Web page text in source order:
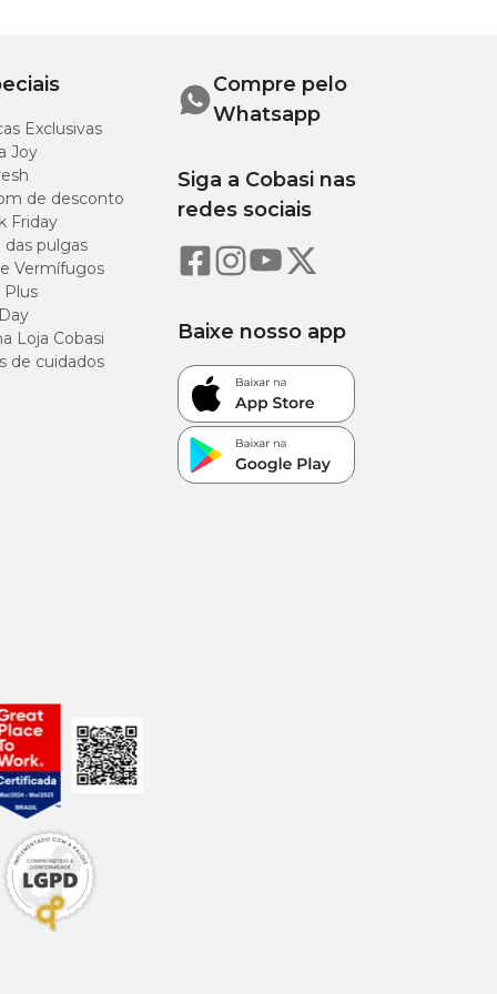
Exclusivas
Joy
de desconto
Friday
das pulgas
Vermífugos
Plus
Loja Cobasi
de cuidados
Compre pelo
Whatsapp
Siga a Cobasi nas
redes sociais
Baixe nosso app